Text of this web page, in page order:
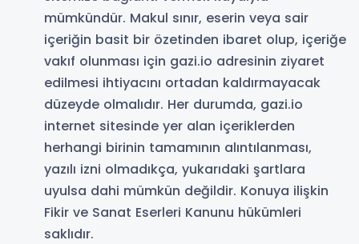
mümkündür. Makul sınır, eserin veya sair
içeriğin basit bir özetinden ibaret olup, içeriğe
vakıf olunması için gazi.io adresinin ziyaret
edilmesi ihtiyacını ortadan kaldırmayacak
düzeyde olmalıdır. Her durumda, gazi.io
internet sitesinde yer alan içeriklerden
herhangi birinin tamamının alıntılanması,
yazılı izni olmadıkça, yukarıdaki şartlara
uyulsa dahi mümkün değildir. Konuya ilişkin
Fikir ve Sanat Eserleri Kanunu hükümleri
saklıdır.